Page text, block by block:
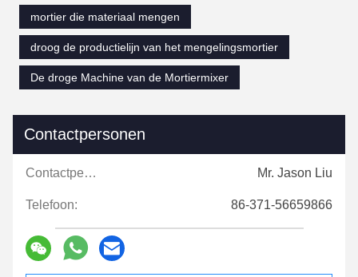
mortier die materiaal mengen
droog de productielijn van het mengelingsmortier
De droge Machine van de Mortiermixer
Contactpersonen
Contactpersonen: Mr. Jason Liu
Telefoon: 86-371-56659866